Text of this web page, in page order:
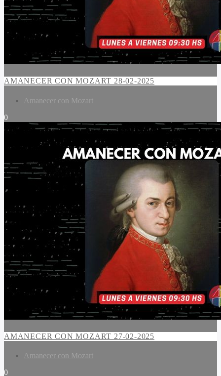
AMANECER CON MOZART 28-02-2025
Amanecer con Mozart
0
AMANECER CON MOZART 27-02-2025
Amanecer con Mozart
0